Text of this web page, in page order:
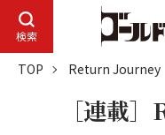
検索
TOP Return Journey
［連載